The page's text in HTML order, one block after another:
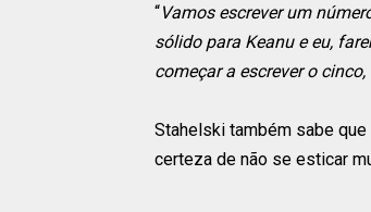
“Vamos escrever um
sólido para Keanu e eu,
começar a escrever o
Stahelski também sabe
certeza de não se esticar